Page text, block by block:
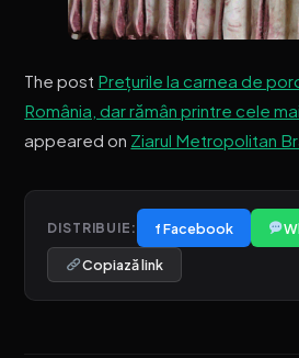
The post Prețurile la carnea de
România, dar rămân printre cele
appeared on Ziarul Metropolitan
DISTRIBUIE: f Facebook
Copiază link